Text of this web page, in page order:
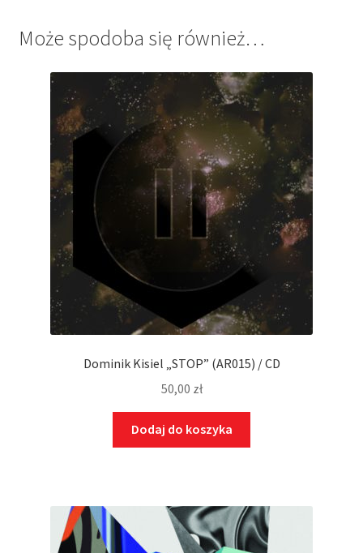
Może spodoba się również…
Dominik Kisiel „STOP” (AR015) / CD
50,00 zł
Dodaj do koszyka